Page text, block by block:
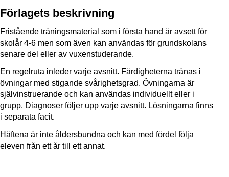
Förlagets beskrivning
Fristående träningsmaterial som i första hand är avsett för
skolår 4-6 men som även kan användas för grundskolans
senare del eller av vuxenstuderande.
En regelruta inleder varje avsnitt. Färdigheterna tränas i
övningar med stigande svårighetsgrad. Övningarna är
självinstruerande och kan användas individuellt eller i
grupp. Diagnoser följer upp varje avsnitt. Lösningarna finns
i separata facit.
Häftena är inte åldersbundna och kan med fördel följa
eleven från ett år till ett annat.